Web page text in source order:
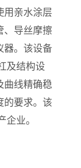
用亲水涂层
、导丝摩擦
器。该设备
及结构设
曲线精确稳
的要求。该
企业。